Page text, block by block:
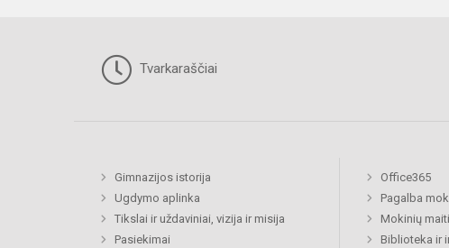
Tvarkaraščiai
Gimnazijos istorija
Ugdymo aplinka
Tikslai ir uždaviniai, vizija ir misija
Pasiekimai
Office365
Pagalba
Mokinių
Biblioteka ir